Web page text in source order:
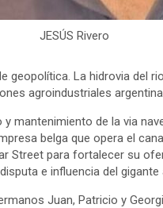
JESÚS Rivero
La hidrovia del
agroindustriales
de la via
belga que opera el
Street para fortalecer su
e influencia del gigante
Juan, Patricio y